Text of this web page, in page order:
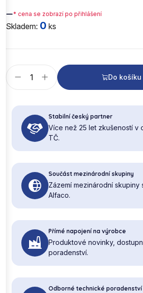
—* cena se zobrazí po přihlášení
Skladem: 0 ks
Do košíku
Stabilní český partner
Více než 25 let zkušeností v
TČ.
Součást mezinárodní skupiny
Zázemí mezinárodní skupiny
Alfaco.
Přímé napojení na výrobce
Produktové novinky,
poradenství.
Odborné technické poradenství